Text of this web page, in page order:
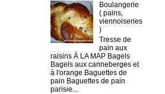
Boulangerie
( pains,
viennoiseries
)
Tresse de
pain aux
raisins À LA MAP Bagels
Bagels aux canneberges et
à l'orange Baguettes de
pain Baguettes de pain
parisie...